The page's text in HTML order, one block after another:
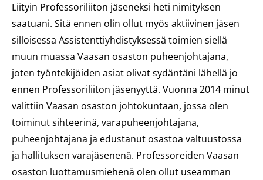
Liityin Professoriliiton jäseneksi heti nimityksen
saatuani. Sitä ennen olin ollut myös aktiivinen jäsen
silloisessa Assistenttiyhdistyksessä toimien siellä
muun muassa Vaasan osaston puheenjohtajana,
joten työntekijöiden asiat olivat sydäntäni lähellä jo
ennen Professoriliiton jäsenyyttä. Vuonna 2014 minut
valittiin Vaasan osaston johtokuntaan, jossa olen
toiminut sihteerinä, varapuheenjohtajana,
puheenjohtajana ja edustanut osastoa valtuustossa
ja hallituksen varajäsenenä. Professoreiden Vaasan
osaston luottamusmiehenä olen ollut useamman